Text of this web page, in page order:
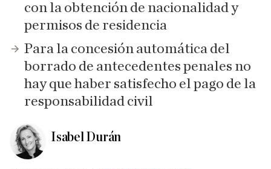
con la obtención de nacionalidad y
permisos de residencia
Para la concesión automática del
borrado de antecedentes penales no
hay que haber satisfecho el pago de la
responsabilidad civil
Isabel Durán